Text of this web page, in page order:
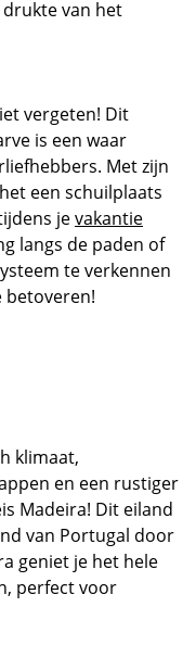
van het
vergeten! Dit
is een waar
Met zijn
een schuilplaats
jevakantie
langs de paden of
te verkennen
betoveren!
klimaat,
en een rustiger
Madeira! Dit eiland
van Portugal door
geniet je het hele
perfect voor